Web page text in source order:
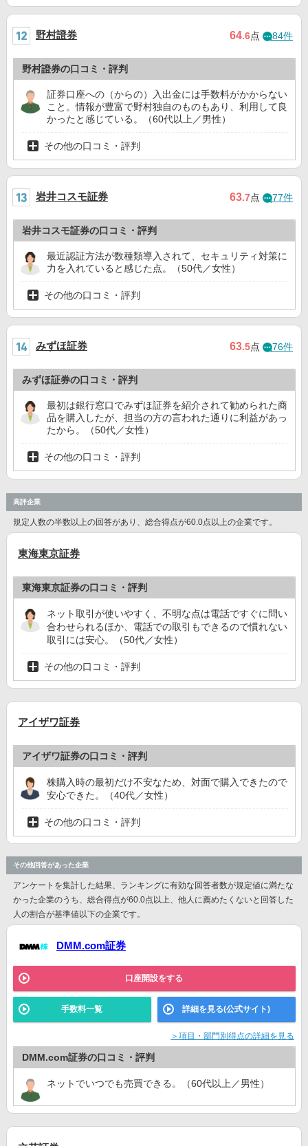
野村證券 64.6点 84件
野村證券の口コミ・評判
証券口座への（からの）入出金には手数料がかからない
こと。情報が豊富で野村独自のものもあり、利用して良
かったと感じている。（60代以上／男性）
その他の口コミ・評判
岩井コスモ証券 63.7点 77件
岩井コスモ証券の口コミ・評判
最近認証方法が数種類導入されて、セキュリティ対策に
力を入れていると感じた点。（50代／女性）
その他の口コミ・評判
みずほ証券 63.5点 76件
みずほ証券の口コミ・評判
最初は銀行窓口でみずほ証券を紹介されて勧められた商
品を購入したが、担当の方の言われた通りに利益があっ
たから。（50代／女性）
その他の口コミ・評判
高評企業
規定人数の半数以上の回答があり、総合得点が60.0点以上の企業です。
東海東京証券
東海東京証券の口コミ・評判
ネット取引が使いやすく、不明な点は電話ですぐに問い
合わせられるほか、電話での取引もできるので慣れない
取引には安心。（50代／女性）
その他の口コミ・評判
アイザワ証券
アイザワ証券の口コミ・評判
株購入時の最初だけ不安なため、対面で購入できたので
安心できた。（40代／女性）
その他の口コミ・評判
その他回答があった企業
アンケートを集計した結果、ランキングに有効な回答者数が規定値に満たな
かった企業のうち、総合得点が60.0点以上、他人に薦めたくないと回答した
人の割合が基準値以下の企業です。
DMM.com証券
口座開設をする
手数料一覧 詳細を見る(公式サイト)
＞項目・部門別得点の詳細を見る
DMM.com証券の口コミ・評判
ネットでいつでも売買できる。（60代以上／男性）